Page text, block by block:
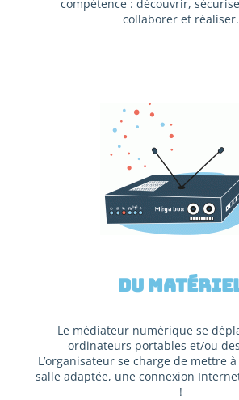
compétence : découvrir,
collaborer et réaliser.
Du
Le médiateur numérique se
ordinateurs portables et/ou
L’organisateur se charge de mettre
salle adaptée, une connexion
!